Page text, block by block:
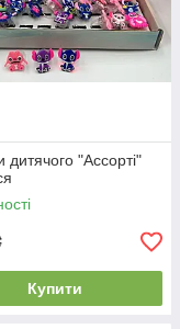
дитячого "Ассорті"
Купити